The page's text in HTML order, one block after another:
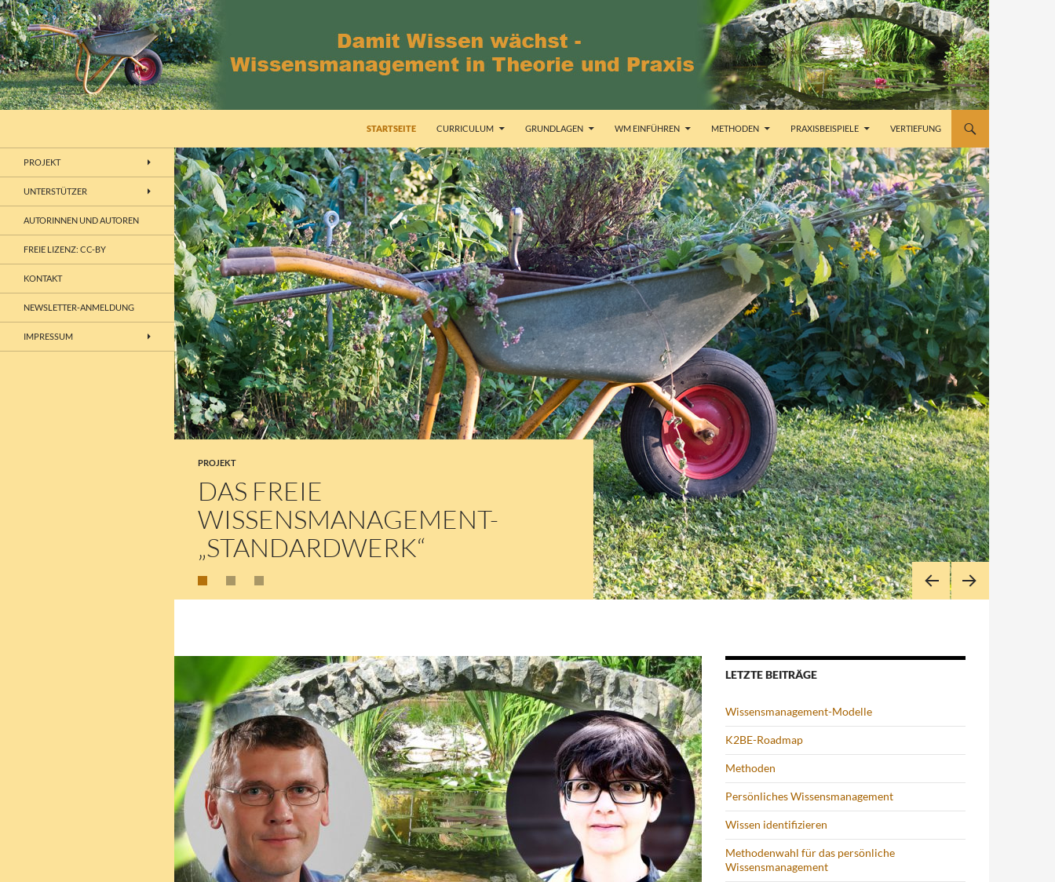
Zum
Inhalt
springen
STARTSEITE CURRICULUM GRUNDLAGEN WM EINFÜHREN METHODEN PRAXISBEISPIELE VERTIEFUNG
PROJEKT
DAS FREIE
WISSENSMANAGEMENT-
„STANDARDWERK“
LETZTE BEITRÄGE
Wissensmanagement-Modelle
K2BE-Roadmap
Methoden
Persönliches Wissensmanagement
Wissen identifizieren
Methodenwahl für das persönliche
Wissensmanagement
Site
PROJEKT
UNTERSTÜTZER
AUTORINNEN UND AUTOREN
FREIE LIZENZ: CC-BY
KONTAKT
NEWSLETTER-ANMELDUNG
IMPRESSUM